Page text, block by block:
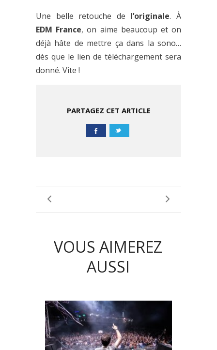
Une belle retouche de l’originale. À
EDM France, on aime beaucoup et on
déjà hâte de mettre ça dans la sono…
dès que le lien de téléchargement sera
donné. Vite !
PARTAGEZ CET ARTICLE
VOUS AIMEREZ
AUSSI